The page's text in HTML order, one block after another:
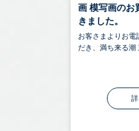
画 模写画のお
きました。
お客さまよりお電
だき、満ち来る潮